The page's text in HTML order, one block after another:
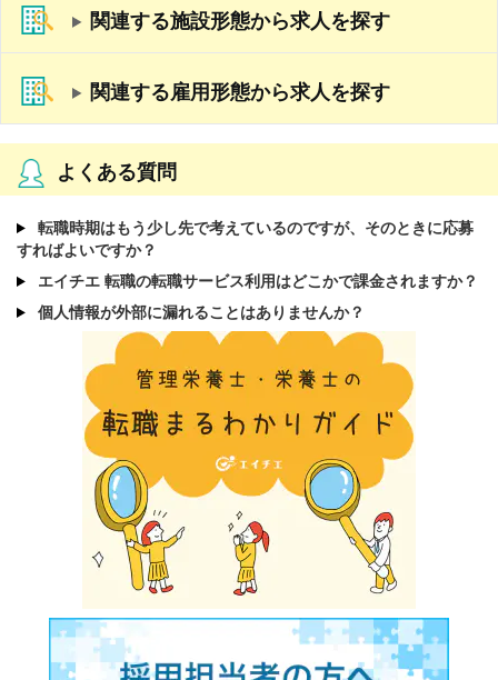
関連する施設形態から求人を探す
関連する雇用形態から求人を探す
よくある質問
転職時期はもう少し先で考えているのですが、そのときに応募
すればよいですか？
エイチエ 転職の転職サービス利用はどこかで課金されますか？
個人情報が外部に漏れることはありませんか？